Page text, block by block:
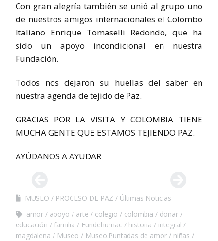
Con gran alegría también se unió al grupo uno
de nuestros amigos internacionales el Colombo
Italiano Enrique Tomaselli Redondo, que ha
sido un apoyo incondicional en nuestra
Fundación.
Todos nos dejaron su huellas del saber en
nuestra agenda de tejido de Paz.
GRACIAS POR LA VISITA Y COLOMBIA TIENE
MUCHA GENTE QUE ESTAMOS TEJIENDO PAZ.
AYÚDANOS A AYUDAR
MUSEO PROCESO DE PAZ
Últimas Noticias
amor
apoyo arte colegio colombia
donar
educación
familia Fundehumac historia
integral
magdalena
Museo Museo.Puntadas de amor
niñas